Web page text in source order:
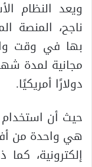
ويعد النظام
ناجح، المنصة
بها في وقت
دولارًا أمريكيًا.
حيث أن
هي واحدة من
إلكترونية،